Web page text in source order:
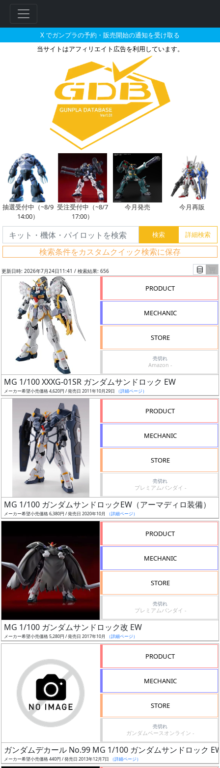
X でガンプラの予約・販売開始の通知を受け取る
当サイトはアフィリエイト広告を利用しています。
MG 1/100 XXXG-01SR ガンダム
抽選受付中（~8/9
14:00）
受注受付中（~8/7
17:00）
今月発売 今月再販
検索条件をカスタムクイック検索に保存
フ
リ
グ
レ
ス
ー
ル
ー
ズ・
更新日時: 2026年7月24日11:41 / 検索結果: 656
PRODUCT
MECHANIC
STORE
売切れ
Amazon -
MG 1/100 XXXG-01SR ガンダムサンドロック EW
メーカー希望小売価格 4,620円 / 発売日 2011年10月29日 （詳細ページ）
PRODUCT
MECHANIC
STORE
売切れ
プレミアムバンダイ -
MG 1/100 ガンダムサンドロックEW（アーマディロ装備）
メーカー希望小売価格 6,380円 / 発売日 2020年10月 （詳細ページ）
PRODUCT
MECHANIC
STORE
売切れ
プレミアムバンダイ -
MG 1/100 ガンダムサンドロック改 EW
メーカー希望小売価格 5,280円 / 発売日 2017年10月 （詳細ページ）
PRODUCT
MECHANIC
STORE
売切れ
ガンダムベースオンライン -
ガンダムデカール No.99 MG 1/100 ガンダムサンドロック
メーカー希望小売価格 440円 / 発売日 2013年12月7日 （詳細ページ）